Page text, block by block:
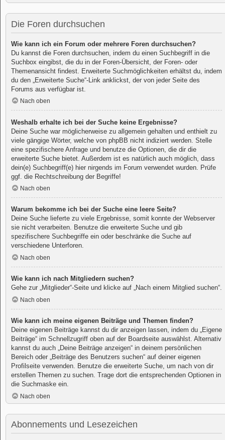
Die Foren durchsuchen
Wie kann ich ein Forum oder mehrere Foren durchsuchen?
Du kannst die Foren durchsuchen, indem du einen Suchbegriff in die
Suchbox eingibst, die du in der Foren-Übersicht, der Foren- oder
Themenansicht findest. Erweiterte Suchmöglichkeiten erhältst du, indem
du den „Erweiterte Suche“-Link anklickst, der von jeder Seite des
Forums aus verfügbar ist.
Nach oben
Weshalb erhalte ich bei der Suche keine Ergebnisse?
Deine Suche war möglicherweise zu allgemein gehalten und enthielt zu
viele gängige Wörter, welche von phpBB nicht indiziert werden. Stelle
eine spezifischere Anfrage und benutze die Optionen, die dir die
erweiterte Suche bietet. Außerdem ist es natürlich auch möglich, dass
dein(e) Suchbegriff(e) hier nirgends im Forum verwendet wurden. Prüfe
ggf. die Rechtschreibung der Begriffe!
Nach oben
Warum bekomme ich bei der Suche eine leere Seite?
Deine Suche lieferte zu viele Ergebnisse, somit konnte der Webserver
sie nicht verarbeiten. Benutze die erweiterte Suche und gib
spezifischere Suchbegriffe ein oder beschränke die Suche auf
verschiedene Unterforen.
Nach oben
Wie kann ich nach Mitgliedern suchen?
Gehe zur „Mitglieder“-Seite und klicke auf „Nach einem Mitglied suchen“.
Nach oben
Wie kann ich meine eigenen Beiträge und Themen finden?
Deine eigenen Beiträge kannst du dir anzeigen lassen, indem du „Eigene
Beiträge“ im Schnellzugriff oben auf der Boardseite auswählst. Alternativ
kannst du auch „Deine Beiträge anzeigen“ in deinem persönlichen
Bereich oder „Beiträge des Benutzers suchen“ auf deiner eigenen
Profilseite verwenden. Benutze die erweiterte Suche, um nach von dir
erstellen Themen zu suchen. Trage dort die entsprechenden Optionen in
die Suchmaske ein.
Nach oben
Abonnements und Lesezeichen